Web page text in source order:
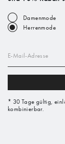
Damenmode
Herrenmode
E-Mail-Adresse
* 30 Tage gültig,
kombinierbar.